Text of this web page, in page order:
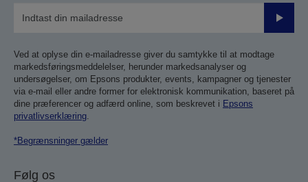
Send
Ved at oplyse din e-mailadresse giver du samtykke til at modtage
markedsføringsmeddelelser, herunder markedsanalyser og
undersøgelser, om Epsons produkter, events, kampagner og tjenester
via e-mail eller andre former for elektronisk kommunikation, baseret på
dine præferencer og adfærd online, som beskrevet i Epsons
privatlivserklæring.
*Begrænsninger gælder
Følg os